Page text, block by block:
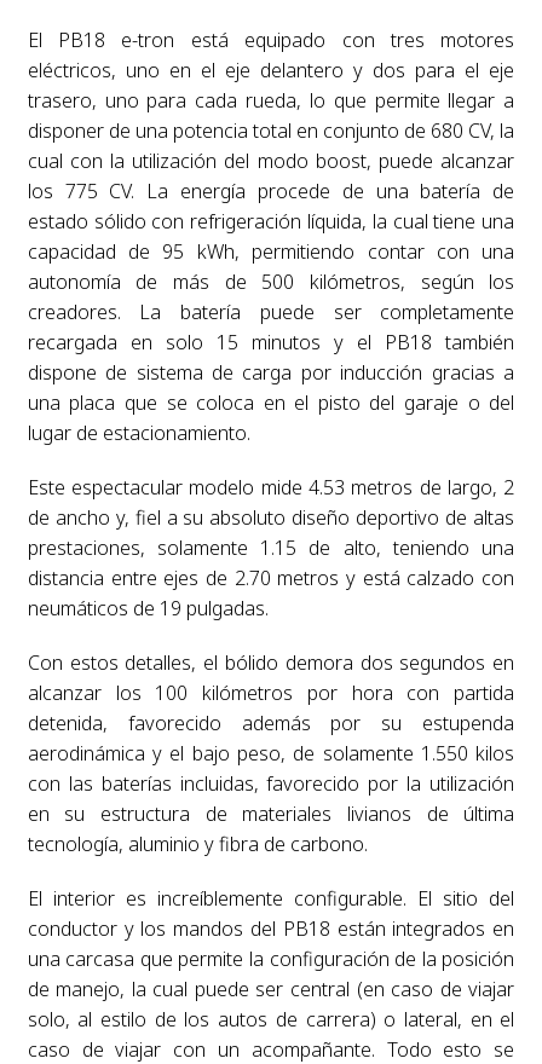
El PB18 e-tron está equipado con tres motores
eléctricos, uno en el eje delantero y dos para el eje
trasero, uno para cada rueda, lo que permite llegar a
disponer de una potencia total en conjunto de 680 CV, la
cual con la utilización del modo boost, puede alcanzar
los 775 CV. La energía procede de una batería de
estado sólido con refrigeración líquida, la cual tiene una
capacidad de 95 kWh, permitiendo contar con una
autonomía de más de 500 kilómetros, según los
creadores. La batería puede ser completamente
recargada en solo 15 minutos y el PB18 también
dispone de sistema de carga por inducción gracias a
una placa que se coloca en el pisto del garaje o del
lugar de estacionamiento.
Este espectacular modelo mide 4.53 metros de largo, 2
de ancho y, fiel a su absoluto diseño deportivo de altas
prestaciones, solamente 1.15 de alto, teniendo una
distancia entre ejes de 2.70 metros y está calzado con
neumáticos de 19 pulgadas.
Con estos detalles, el bólido demora dos segundos en
alcanzar los 100 kilómetros por hora con partida
detenida, favorecido además por su estupenda
aerodinámica y el bajo peso, de solamente 1.550 kilos
con las baterías incluidas, favorecido por la utilización
en su estructura de materiales livianos de última
tecnología, aluminio y fibra de carbono.
El interior es increíblemente configurable. El sitio del
conductor y los mandos del PB18 están integrados en
una carcasa que permite la configuración de la posición
de manejo, la cual puede ser central (en caso de viajar
solo, al estilo de los autos de carrera) o lateral, en el
caso de viajar con un acompañante. Todo esto se